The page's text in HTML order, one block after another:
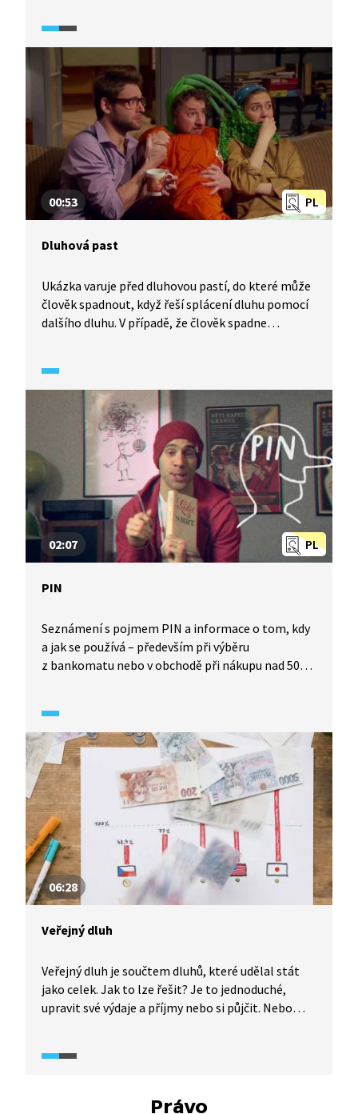
tolikrát načerno.
PL
00:53
Dluhová past
Ukázka varuje před dluhovou pastí, do které může
člověk spadnout, když řeší splácení dluhu pomocí
dalšího dluhu. V případě, že člověk spadne
v tíživé situaci. V ukázce se také řeší problematika
exekutorů.
PL
02:07
PIN
Seznámení s pojmem PIN a informace o tom, kdy
a jak se používá – především při výběru
z bankomatu nebo v obchodě při nákupu nad 500
06:28
Veřejný dluh
Veřejný dluh je součtem dluhů, které udělal stát
jako celek. Jak to lze řešit? Je to jednoduché,
upravit své výdaje a příjmy nebo si půjčit. Nebo
z nás.
Právo